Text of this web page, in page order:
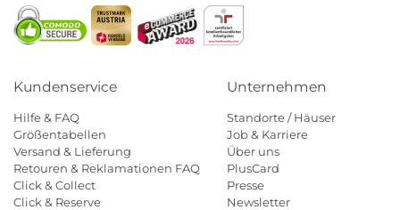
Kundenservice
Hilfe & FAQ
Größentabellen
Versand & Lieferung
Retouren & Reklamationen FAQ
Click & Collect
Click & Reserve
Unternehmen
Standorte / Häuser
Job & Karriere
Über uns
PlusCard
Presse
Newsletter